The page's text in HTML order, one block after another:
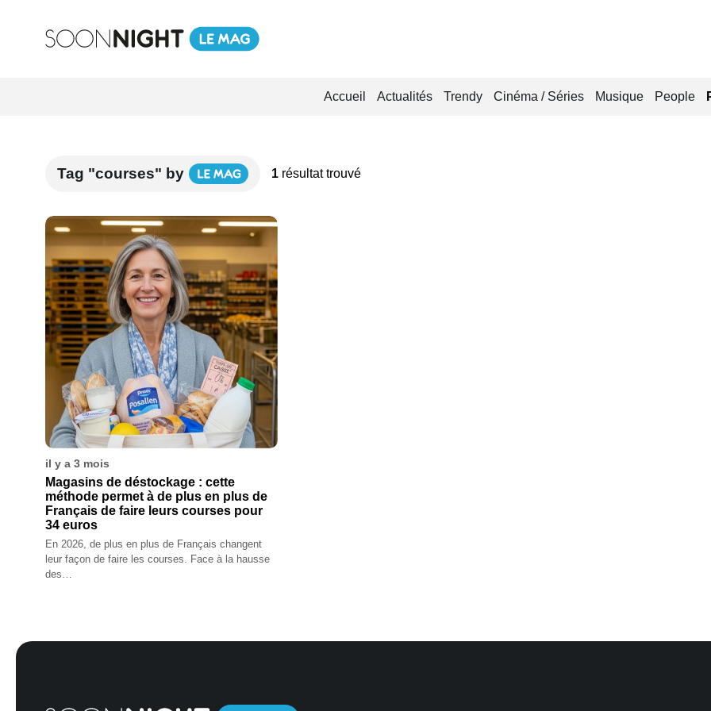
Accueil Actualités Trendy Cinéma / Séries Musique People
Tag "courses" by 1 résultat trouvé
il y a 3 mois
Magasins de déstockage : cette
méthode permet à de plus en plus de
Français de faire leurs courses pour
34 euros
En 2026, de plus en plus de Français changent
leur façon de faire les courses. Face à la hausse
des…